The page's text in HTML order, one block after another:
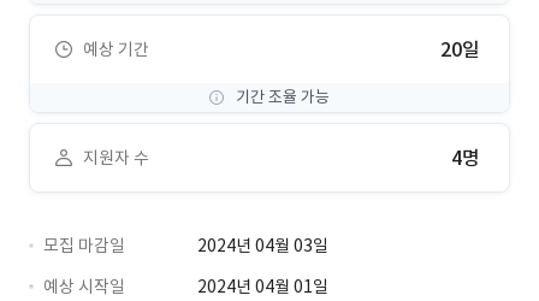
예상 기간 20일
기간 조율 가능
지원자 수 4명
모집 마감일
2024년 04월 03일
예상 시작일
2024년 04월 01일